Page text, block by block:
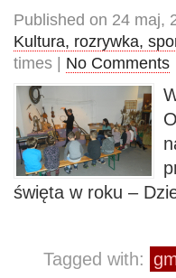
Published on 24 maj,
Kultura, rozrywka,
times | No Comments
święta w roku –
Tagged with: